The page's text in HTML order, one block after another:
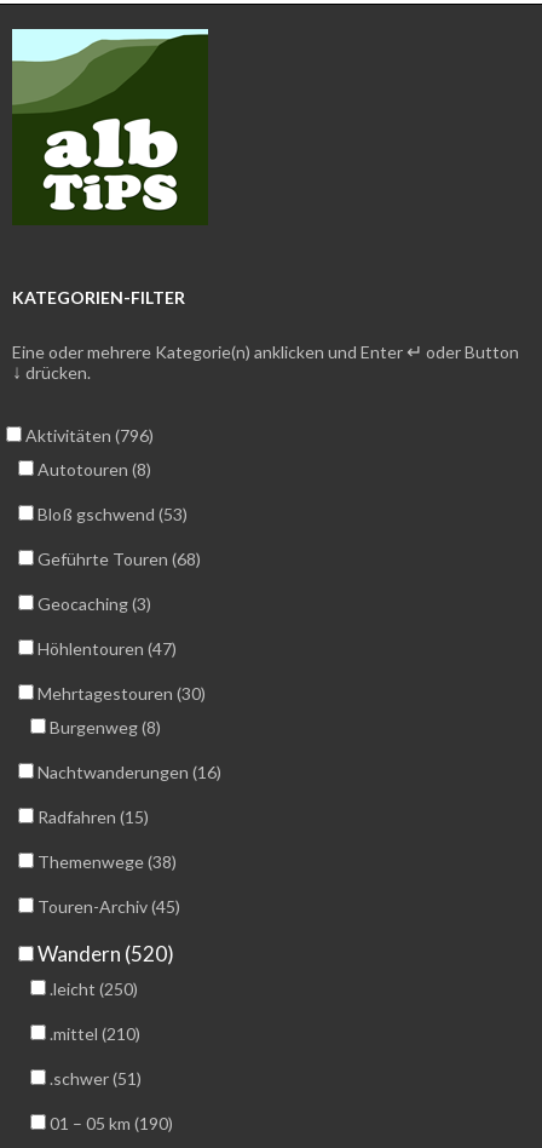
KATEGORIEN-FILTER
Eine oder mehrere Kategorie(n) anklicken und Enter ↵ oder Button
↓ drücken.
Aktivitäten (796)
Autotouren (8)
Bloß gschwend (53)
Geführte Touren (68)
Geocaching (3)
Höhlentouren (47)
Mehrtagestouren (30)
Burgenweg (8)
Nachtwanderungen (16)
Radfahren (15)
Themenwege (38)
Touren-Archiv (45)
Wandern (520)
.leicht (250)
.mittel (210)
.schwer (51)
01 – 05 km (190)